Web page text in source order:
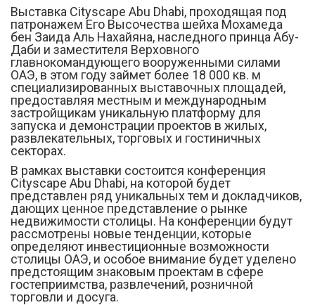
Выставка Cityscape Abu Dhabi, проходящая под
патронажем Его Высочества шейха Мохамеда
бен Заида Аль Нахайяна, наследного принца Абу-
Даби и заместителя Верховного
главнокомандующего вооруженными силами
ОАЭ, в этом году займет более 18 000 кв. м
специализированных выставочных площадей,
предоставляя местным и международным
застройщикам уникальную платформу для
запуска и демонстрации проектов в жилых,
развлекательных, торговых и гостиничных
секторах.
В рамках выставки состоится конференция
Cityscape Abu Dhabi, на которой будет
представлен ряд уникальных тем и докладчиков,
дающих ценное представление о рынке
недвижимости столицы. На конференции будут
рассмотрены новые тенденции, которые
определяют инвестиционные возможности
столицы ОАЭ, и особое внимание будет уделено
предстоящим знаковым проектам в сфере
гостеприимства, развлечений, розничной
торговли и досуга.